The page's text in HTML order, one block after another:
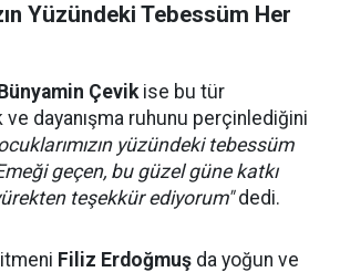
Yüzündeki Tebessüm Her
Bünyamin Çevikise bu tür
dayanışma ruhunu perçinlediğini
yüzündeki tebessüm
geçen, bu güzel güne katkı
teşekkür ediyorum"dedi.
Filiz Erdoğmuş da yoğun ve